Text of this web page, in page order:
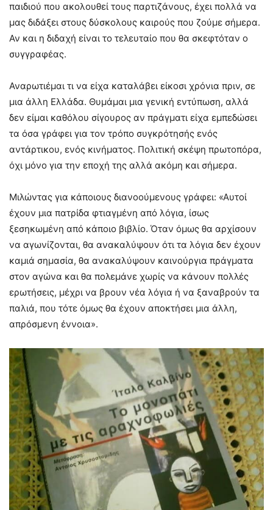
παιδιού που ακολουθεί τους παρτιζάνους, έχει πολλά να
μας διδάξει στους δύσκολους καιρούς που ζούμε σήμερα.
Αν και η διδαχή είναι το τελευταίο που θα σκεφτόταν ο
συγγραφέας.
Αναρωτιέμαι τι να είχα καταλάβει είκοσι χρόνια πριν, σε
μια άλλη Ελλάδα. Θυμάμαι μια γενική εντύπωση, αλλά
δεν είμαι καθόλου σίγουρος αν πράγματι είχα εμπεδώσει
τα όσα γράφει για τον τρόπο συγκρότησής ενός
αντάρτικου, ενός κινήματος. Πολιτική σκέψη πρωτοπόρα,
όχι μόνο για την εποχή της αλλά ακόμη και σήμερα.
Μιλώντας για κάποιους διανοούμενους γράφει: «Αυτοί
έχουν μια πατρίδα φτιαγμένη από λόγια, ίσως
ξεσηκωμένη από κάποιο βιβλίο. Όταν όμως θα αρχίσουν
να αγωνίζονται, θα ανακαλύψουν ότι τα λόγια δεν έχουν
καμιά σημασία, θα ανακαλύψουν καινούργια πράγματα
στον αγώνα και θα πολεμάνε χωρίς να κάνουν πολλές
ερωτήσεις, μέχρι να βρουν νέα λόγια ή να ξαναβρούν τα
παλιά, που τότε όμως θα έχουν αποκτήσει μια άλλη,
απρόσμενη έννοια».